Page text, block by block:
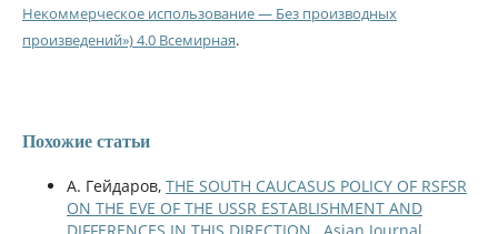
Некоммерческое использование — Без производных
произведений») 4.0 Всемирная.
Похожие статьи
A. Гейдаров, THE SOUTH CAUCASUS POLICY OF RSFSR
ON THE EVE OF THE USSR ESTABLISHMENT AND